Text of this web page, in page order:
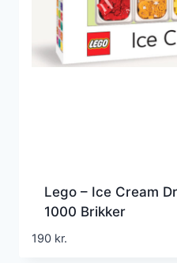
Lego – Ice Cream
1000 Brikker
190 kr.